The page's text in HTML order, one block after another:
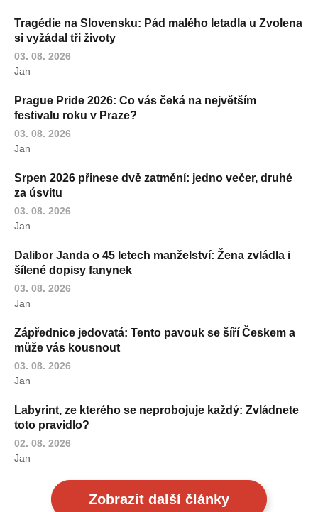
Tragédie na Slovensku: Pád malého letadla u Zvolena
si vyžádal tři životy
03. 08. 2026
Jan
Prague Pride 2026: Co vás čeká na největším
festivalu roku v Praze?
03. 08. 2026
Jan
Srpen 2026 přinese dvě zatmění: jedno večer, druhé
za úsvitu
03. 08. 2026
Jan
Dalibor Janda o 45 letech manželství: Žena zvládla i
šílené dopisy fanynek
03. 08. 2026
Jan
Zápřednice jedovatá: Tento pavouk se šíří Českem a
může vás kousnout
03. 08. 2026
Jan
Labyrint, ze kterého se neprobojuje každý: Zvládnete
toto pravidlo?
02. 08. 2026
Jan
Zobrazit další články